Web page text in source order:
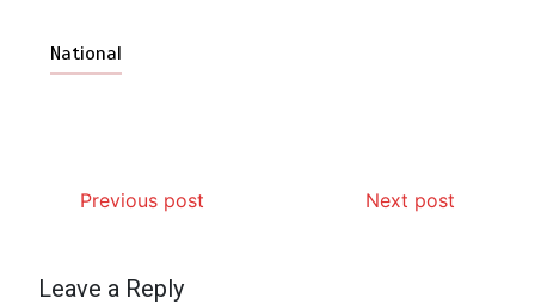
National
Previous post Next post
Leave a Reply